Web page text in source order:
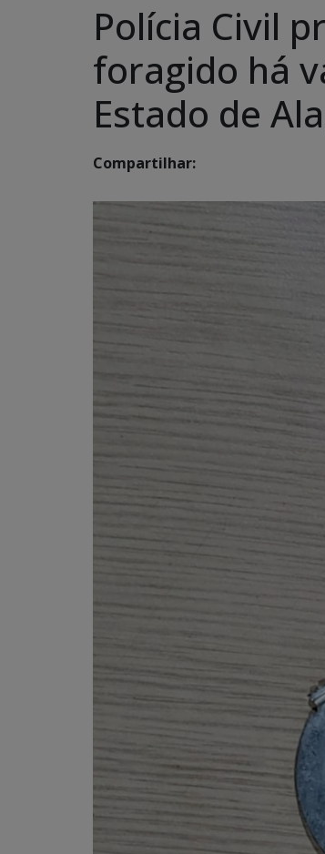
Polícia Civil
foragido há
Estado de
Compartilhar: